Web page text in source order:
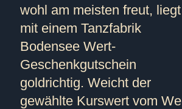
wohl am meisten freut, liegt
mit einem Tanzfabrik
Bodensee Wert-
Geschenkgutschein
goldrichtig. Weicht der
gewählte Kurswert vom